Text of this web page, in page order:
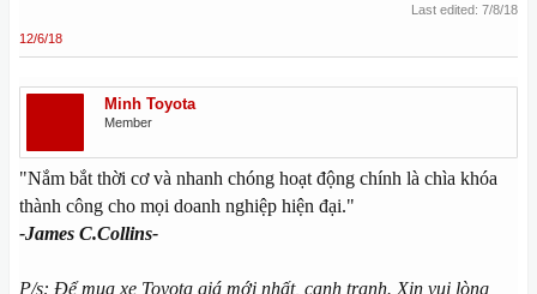
Last edited: 7/8/18
12/6/18
Minh Toyota
Member
"Nắm bắt thời cơ và nhanh chóng hoạt động chính là chìa khóa
thành công cho mọi doanh nghiệp hiện đại."
-James C.Collins-
P/s: Để mua xe Toyota giá mới nhất, cạnh tranh. Xin vui lòng